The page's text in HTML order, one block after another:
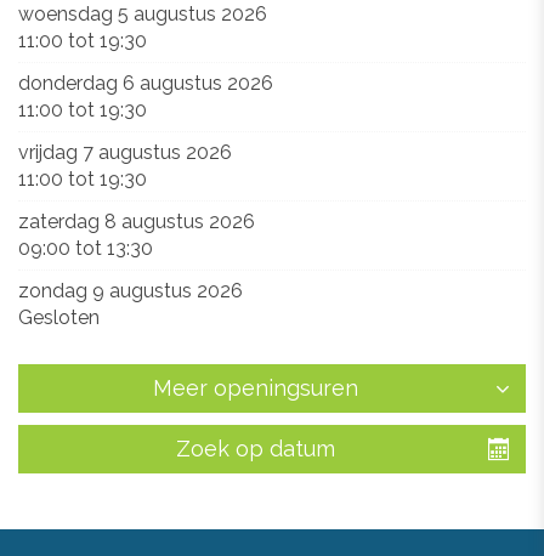
woensdag 5 augustus 2026
11:00 tot 19:30
donderdag 6 augustus 2026
11:00 tot 19:30
vrijdag 7 augustus 2026
11:00 tot 19:30
zaterdag 8 augustus 2026
09:00 tot 13:30
zondag 9 augustus 2026
Gesloten
Meer openingsuren
Zoek op datum